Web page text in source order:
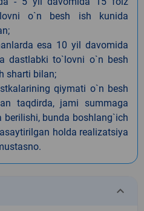
o`n besh ish kunida
esa 10 yil davomida
dastlabki to`lovni o`n besh
sharti bilan;
qiymati o`n besh
taqdirda, jami summaga
bunda boshlang`ich
holda realizatsiya
keyboard_arrow_down